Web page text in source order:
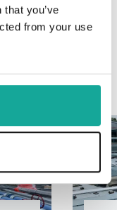
you’ve
from your use